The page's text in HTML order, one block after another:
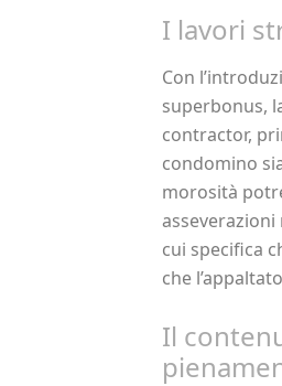
I lavori
Con
superbonus,
contractor,
condomino
morosità
cui specifica
che
Il